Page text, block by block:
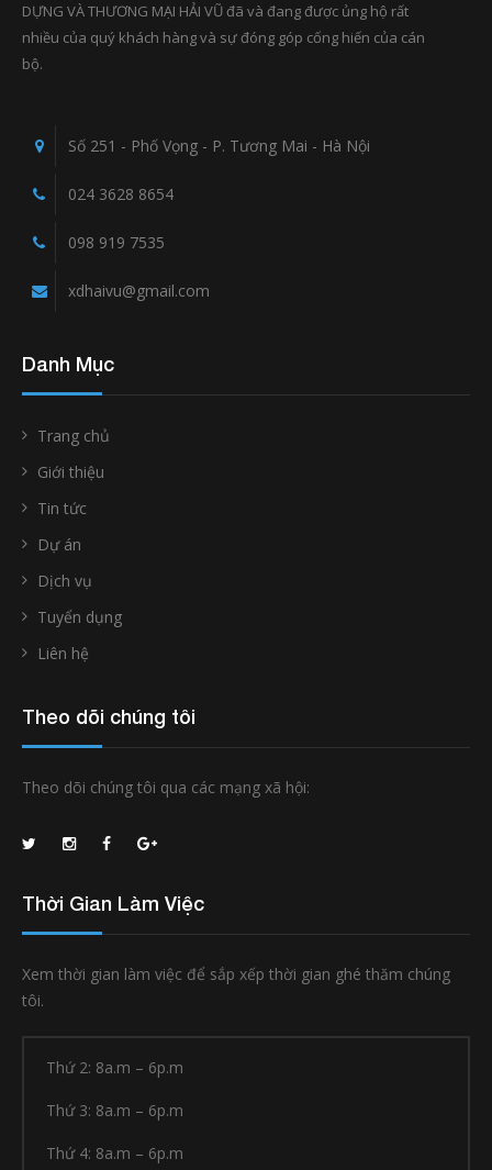
DỰNG VÀ THƯƠNG MẠI HẢI VŨ đã và đang được ủng hộ rất
nhiều của quý khách hàng và sự đóng góp cống hiến của cán
bộ.
Số 251 - Phố Vọng - P. Tương Mai - Hà Nội
024 3628 8654
098 919 7535
xdhaivu@gmail.com
Danh Mục
Trang chủ
Giới thiệu
Tin tức
Dự án
Dịch vụ
Tuyển dụng
Liên hệ
Theo dõi chúng tôi
Theo dõi chúng tôi qua các mạng xã hội:
Thời Gian Làm Việc
Xem thời gian làm việc để sắp xếp thời gian ghé thăm chúng
tôi.
Thứ 2: 8a.m – 6p.m
Thứ 3: 8a.m – 6p.m
Thứ 4: 8a.m – 6p.m